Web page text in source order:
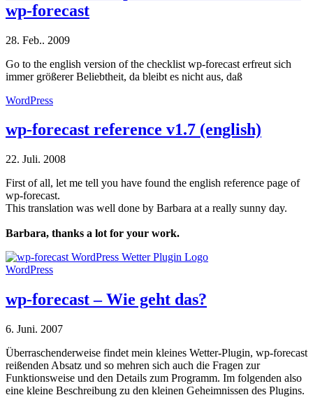
wp-forecast
28. Feb.. 2009
Go to the english version of the checklist wp-forecast erfreut sich
immer größerer Beliebtheit, da bleibt es nicht aus, daß
WordPress
wp-forecast reference v1.7 (english)
22. Juli. 2008
First of all, let me tell you have found the english reference page of
wp-forecast.
This translation was well done by Barbara at a really sunny day.
Barbara, thanks a lot for your work.
WordPress
wp-forecast – Wie geht das?
6. Juni. 2007
Überraschenderweise findet mein kleines Wetter-Plugin, wp-forecast
reißenden Absatz und so mehren sich auch die Fragen zur
Funktionsweise und den Details zum Programm. Im folgenden also
eine kleine Beschreibung zu den kleinen Geheimnissen des Plugins.